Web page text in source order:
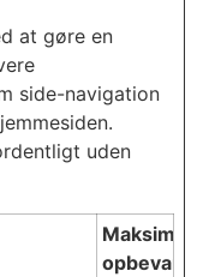
at gøre en
side-navigation
uden
Maksimal